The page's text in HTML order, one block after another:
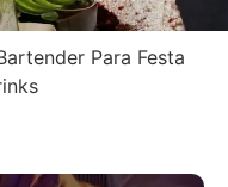
Para Festa